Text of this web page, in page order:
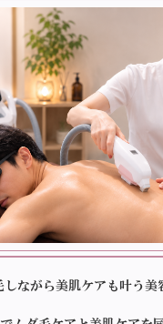
しながら美肌ケアも叶う美